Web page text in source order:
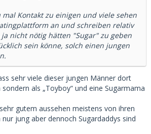
Kontakt zu einigen und viele sehen
an und schreiben relativ
ja nicht nötig hätten "Sugar" zu geben
sein könne, solch einen jungen
sehr viele dieser jungen Männer dort
als „Toyboy“ und eine Sugarmama
gutem aussehen meistens von ihren
nur jung aber dennoch Sugardaddys sind